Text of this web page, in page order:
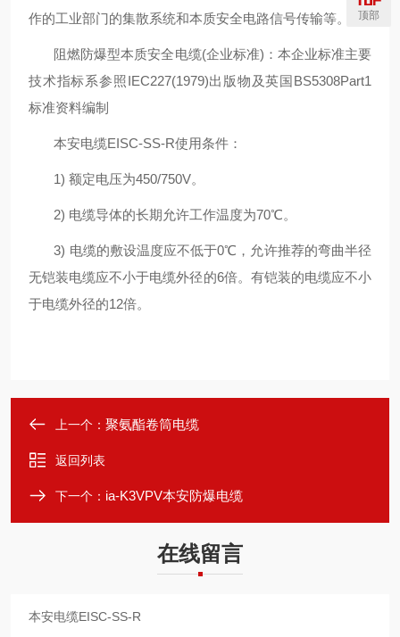
作的工业部门的集散系统和本质安全电路信号传输等。
阻燃防爆型本质安全电缆(企业标准)：本企业标准主要
技术指标系参照IEC227(1979)出版物及英国BS5308Part1
标准资料编制
本安电缆EISC-SS-R使用条件：
1) 额定电压为450/750V。
2) 电缆导体的长期允许工作温度为70℃。
3) 电缆的敷设温度应不低于0℃，允许推荐的弯曲半径
无铠装电缆应不小于电缆外径的6倍。有铠装的电缆应不小
于电缆外径的12倍。
上一个： 聚氨酯卷筒电缆
返回列表
下一个： ia-K3VPV本安防爆电缆
在线留言
顶部